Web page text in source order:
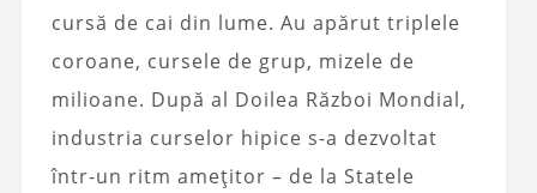
cursă de cai din lume. Au apărut triplele
coroane, cursele de grup, mizele de
milioane. După al Doilea Război Mondial,
industria curselor hipice s-a dezvoltat
într-un ritm amețitor – de la Statele